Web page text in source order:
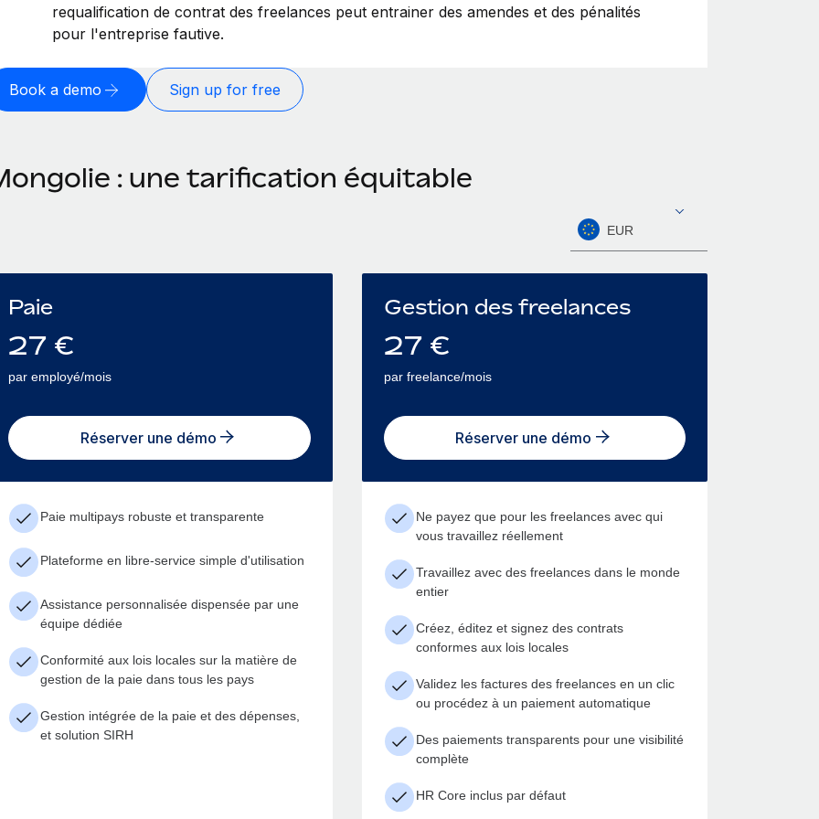
requalification de contrat des freelances peut entrainer des amendes et des pénalités
pour l'entreprise fautive.
Book a demo Sign up for free
: une tarification équitable
EUR
Paie
27 €
par employé/mois
Réserver une démo
Paie multipays robuste et transparente
Plateforme en libre-service simple d'utilisation
Assistance personnalisée dispensée par une
équipe dédiée
Conformité aux lois locales sur la matière de
gestion de la paie dans tous les pays
Gestion intégrée de la paie et des dépenses,
et solution SIRH
Gestion des freelances
27 €
par freelance/mois
Réserver une démo
Ne payez que pour les freelances avec qui
vous travaillez réellement
Travaillez avec des freelances dans le monde
entier
Créez, éditez et signez des contrats
conformes aux lois locales
Validez les factures des freelances en un clic
ou procédez à un paiement automatique
Des paiements transparents pour une visibilité
complète
HR Core inclus par défaut